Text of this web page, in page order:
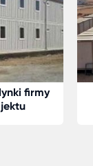
firmy